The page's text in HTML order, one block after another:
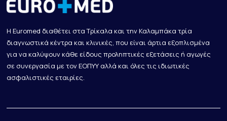
Η Euromed διαθέτει στα Τρίκαλα και την Καλαμπάκα τρία
διαγνωστικά κέντρα και κλινικές, που είναι άρτια εξοπλισμένα
για να καλύψουν κάθε είδους προληπτικές εξετάσεις ή αγωγές
σε συνεργασία με τον ΕΟΠΥΥ αλλά και όλες τις ιδιωτικές
ασφαλιστικές εταιρίες.